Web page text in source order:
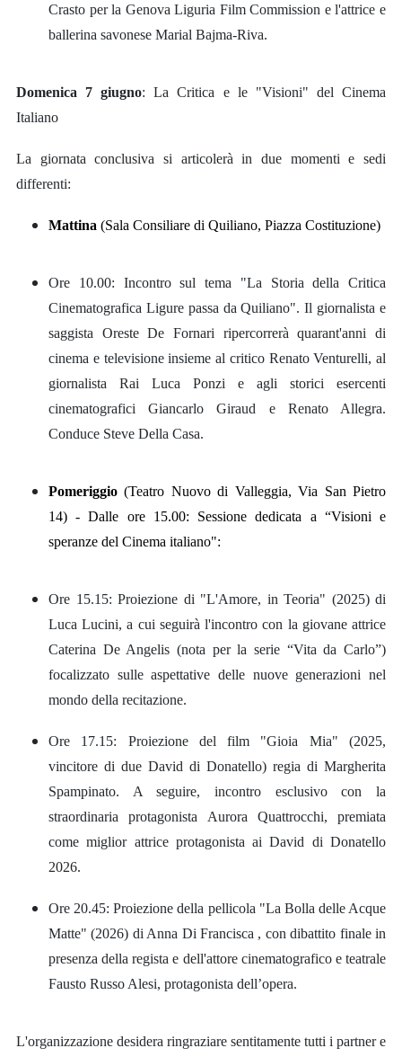
Crasto per la Genova Liguria Film Commission e l'attrice e
ballerina savonese Marial Bajma-Riva.
Domenica 7 giugno: La Critica e le "Visioni" del Cinema
Italiano
La giornata conclusiva si articolerà in due momenti e sedi
differenti:
Mattina (Sala Consiliare di Quiliano, Piazza Costituzione)
Ore 10.00: Incontro sul tema "La Storia della Critica
Cinematografica Ligure passa da Quiliano". Il giornalista e
saggista Oreste De Fornari ripercorrerà quarant'anni di
cinema e televisione insieme al critico Renato Venturelli, al
giornalista Rai Luca Ponzi e agli storici esercenti
cinematografici Giancarlo Giraud e Renato Allegra.
Conduce Steve Della Casa.
Pomeriggio (Teatro Nuovo di Valleggia, Via San Pietro
14) - Dalle ore 15.00: Sessione dedicata a “Visioni e
speranze del Cinema italiano":
Ore 15.15: Proiezione di "L'Amore, in Teoria" (2025) di
Luca Lucini, a cui seguirà l'incontro con la giovane attrice
Caterina De Angelis (nota per la serie “Vita da Carlo”)
focalizzato sulle aspettative delle nuove generazioni nel
mondo della recitazione.
Ore 17.15: Proiezione del film "Gioia Mia" (2025,
vincitore di due David di Donatello) regia di Margherita
Spampinato. A seguire, incontro esclusivo con la
straordinaria protagonista Aurora Quattrocchi, premiata
come miglior attrice protagonista ai David di Donatello
2026.
Ore 20.45: Proiezione della pellicola "La Bolla delle Acque
Matte" (2026) di Anna Di Francisca , con dibattito finale in
presenza della regista e dell'attore cinematografico e teatrale
Fausto Russo Alesi, protagonista dell’opera.
L'organizzazione desidera ringraziare sentitamente tutti i partner e